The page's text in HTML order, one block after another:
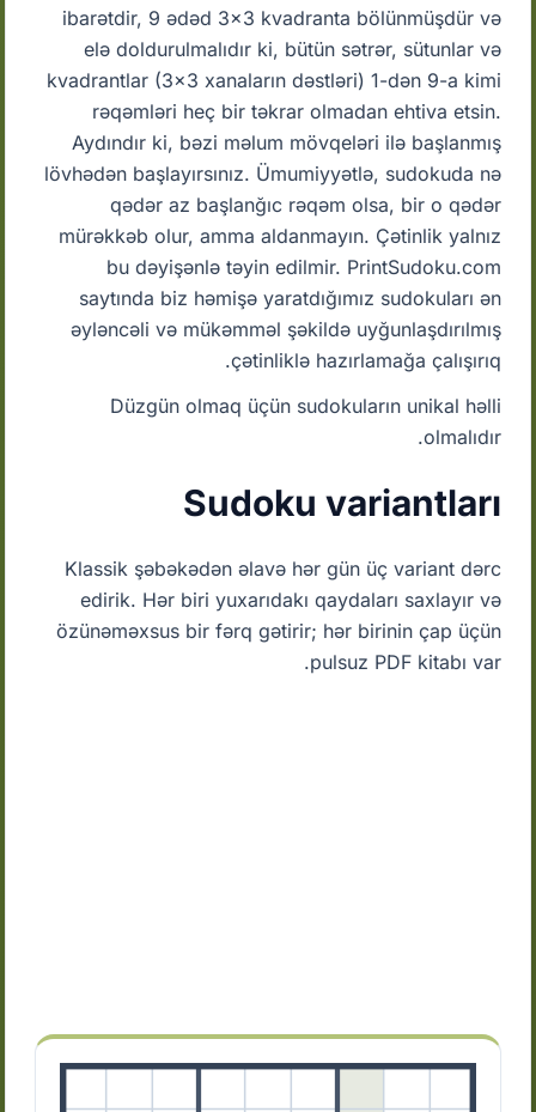
ibarətdir, 9 ədəd 3x3 kvadranta bölünmüşdür və
elə doldurulmalıdır ki, bütün sətrər, sütunlar və
kvadrantlar (3x3 xanaların dəstləri) 1-dən 9-a kimi
rəqəmləri heç bir təkrar olmadan ehtiva etsin.
Aydındır ki, bəzi məlum mövqeləri ilə başlanmış
lövhədən başlayırsınız. Ümumiyyətlə, sudokuda nə
qədər az başlanğıc rəqəm olsa, bir o qədər
mürəkkəb olur, amma aldanmayın. Çətinlik yalnız
bu dəyişənlə təyin edilmir. PrintSudoku.com
saytında biz həmişə yaratdığımız sudokuları ən
əyləncəli və mükəmməl şəkildə uyğunlaşdırılmış
çətinliklə hazırlamağa çalışırıq.
Düzgün olmaq üçün sudokuların unikal həlli
olmalıdır.
Sudoku variantları
Klassik şəbəkədən əlavə hər gün üç variant dərc
edirik. Hər biri yuxarıdakı qaydaları saxlayır və
özünəməxsus bir fərq gətirir; hər birinin çap üçün
pulsuz PDF kitabı var.